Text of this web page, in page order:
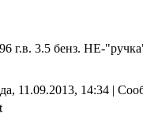
г.в. 3.5 бенз. НЕ-
11.09.2013, 14:34 |